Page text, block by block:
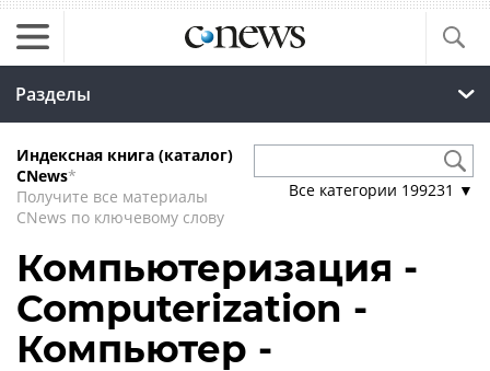
Разделы
Индексная книга (каталог)
CNews*
Получите все материалы
CNews по ключевому слову
Все категории 199231 ▼
Компьютеризация -
Computerization -
Компьютер -